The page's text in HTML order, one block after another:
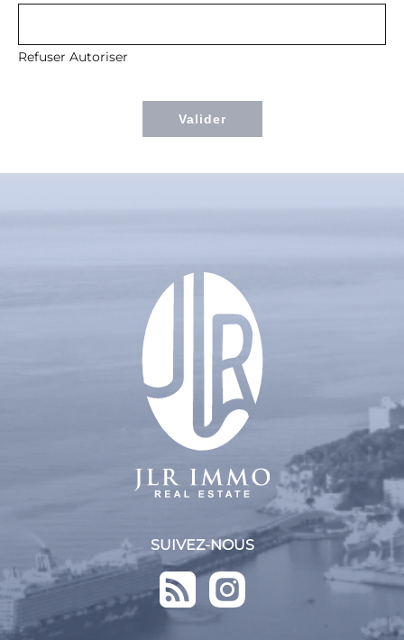
Refuser Autoriser
Valider
SUIVEZ-NOUS